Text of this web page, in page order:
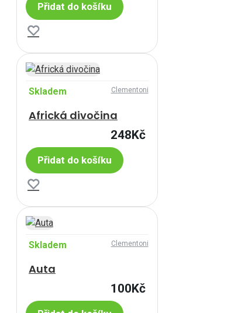
Přidat do košíku
Skladem Clementoni
Africká divočina
248Kč
Přidat do košíku
Skladem Clementoni
Auta
100Kč